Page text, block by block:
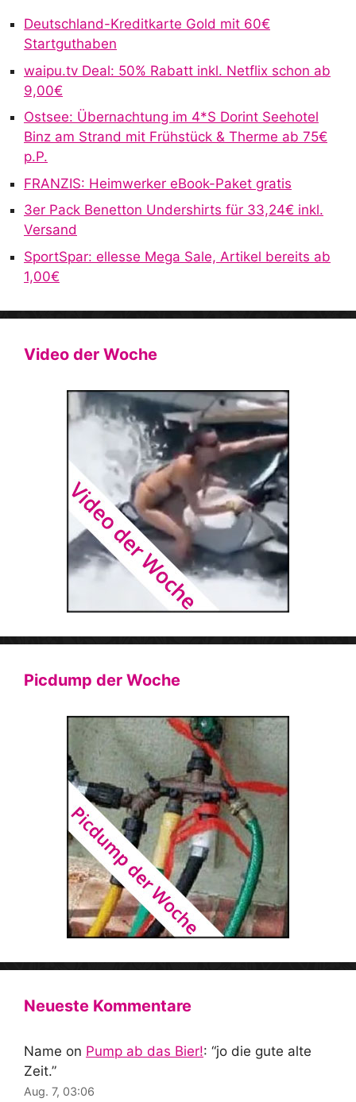
n
t
Deutschland-Kreditkarte Gold mit 60€
Startguthaben
waipu.tv Deal: 50% Rabatt inkl. Netflix schon ab
9,00€
Ostsee: Übernachtung im 4*S Dorint Seehotel
Binz am Strand mit Frühstück & Therme ab 75€
p.P.
FRANZIS: Heimwerker eBook-Paket gratis
3er Pack Benetton Undershirts für 33,24€ inkl.
Versand
SportSpar: ellesse Mega Sale, Artikel bereits ab
1,00€
Video der Woche
Picdump der Woche
Neueste Kommentare
Name on Pump ab das Bier!: “jo die gute alte
Zeit.”
Aug. 7, 03:06